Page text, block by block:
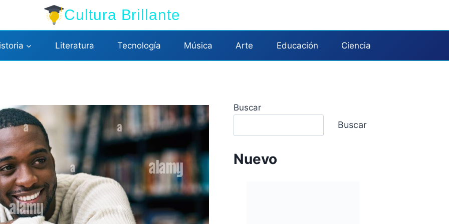
Cultura Brillante
Literatura Tecnología Música Arte Educación Ciencia
Buscar
Buscar
Nuevo